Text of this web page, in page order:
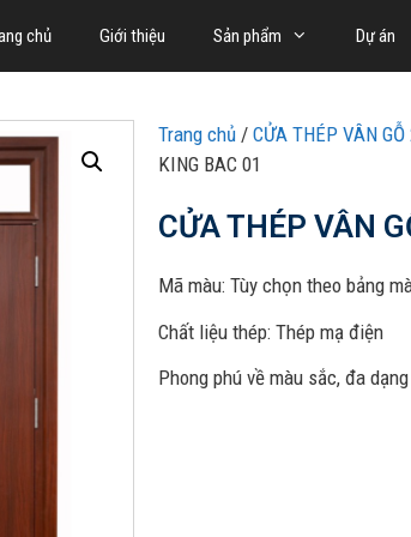
chủ Giới thiệu Sản phẩm Dự án
Trang chủ / CỬA THÉP VÂN
KING BAC 01
CỬA THÉP VÂN
Mã màu: Tùy chọn theo bảng
Chất liệu thép: Thép mạ điện
Phong phú về màu sắc, đa